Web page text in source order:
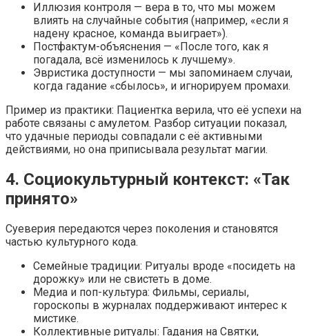
Иллюзия контроля — вера в то, что мы можем
влиять на случайные события (например, «если я
надену красное, команда выиграет»).
Постфактум-объяснения — «После того, как я
погадала, всё изменилось к лучшему».
Эвристика доступности — мы запоминаем случаи,
когда гадание «сбылось», и игнорируем промахи.
Пример из практики: Пациентка верила, что её успехи на
работе связаны с амулетом. Разбор ситуации показал,
что удачные периоды совпадали с её активными
действиями, но она приписывала результат магии.
4. Социокультурный контекст: «Так
принято»
Суеверия передаются через поколения и становятся
частью культурного кода.
Семейные традиции: Ритуалы вроде «посидеть на
дорожку» или не свистеть в доме.
Медиа и поп-культура: Фильмы, сериалы,
гороскопы в журналах поддерживают интерес к
мистике.
Коллективные ритуалы: Гадания на Святки,